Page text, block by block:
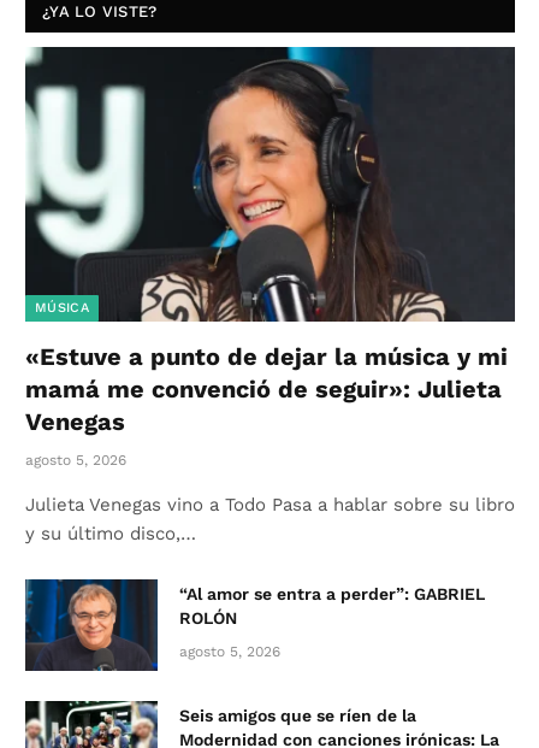
¿YA LO VISTE?
MÚSICA
«Estuve a punto de dejar la música y mi
mamá me convenció de seguir»: Julieta
Venegas
agosto 5, 2026
Julieta Venegas vino a Todo Pasa a hablar sobre su libro
y su último disco,…
“Al amor se entra a perder”: GABRIEL
ROLÓN
agosto 5, 2026
Seis amigos que se ríen de la
Modernidad con canciones irónicas: La